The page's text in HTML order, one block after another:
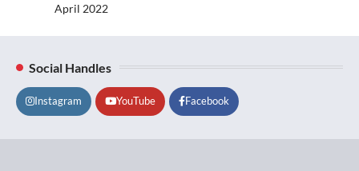
April 2022
Social Handles
Instagram YouTube Facebook